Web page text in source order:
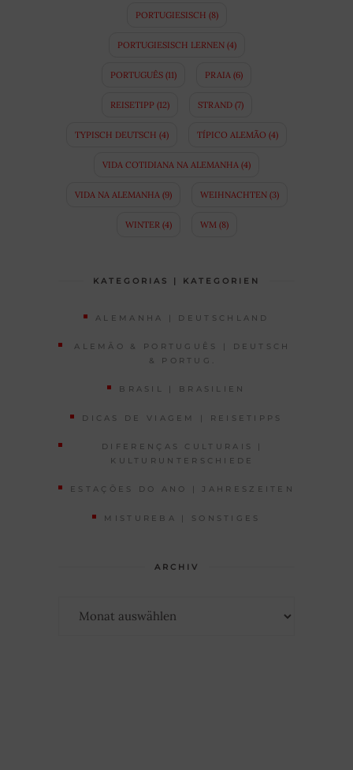
PORTUGIESISCH (8)
PORTUGIESISCH LERNEN(4)
PORTUGUÊS (11) PRAIA (6)
REISETIPP(12) STRAND(7)
TYPISCH DEUTSCH (4) TÍPICO ALEMÃO (4)
VIDA COTIDIANA NA ALEMANHA (4)
VIDA NA ALEMANHA(9) WEIHNACHTEN(3)
WINTER(4) WM(8)
KATEGORIAS | KATEGORIEN
ALEMANHA | DEUTSCHLAND
ALEMÃO & PORTUGUÊS | DEUTSCH
& PORTUG.
BRASIL | BRASILIEN
DICAS DE VIAGEM | REISETIPPS
DIFERENÇAS CULTURAIS |
KULTURUNTERSCHIEDE
ESTAÇÕES DO ANO | JAHRESZEITEN
MISTUREBA | SONSTIGES
ARCHIV